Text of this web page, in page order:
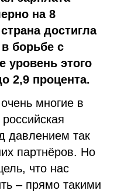
на 8
достигла
борьбе с
уровень этого
2,9 процента.
многие в
давлением так
партнёров. Но
что нас
– прямо такими